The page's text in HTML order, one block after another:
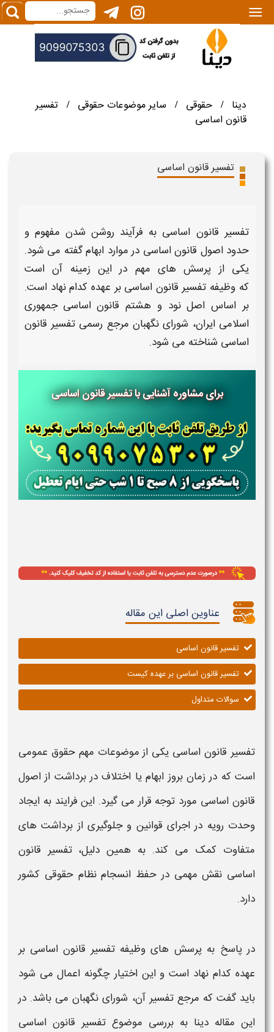
|||
دینا / حقوقی / سایر موضوعات حقوقی /
تفسیر
قانون اساسی
تفسیر قانون اساسی
تفسیر قانون اساسی به فرآیند روشن شدن مفهوم و
حدود اصول قانون اساسی در موارد ابهام گفته می شود.
یکی از پرسش های مهم در این زمینه آن است
که وظیفه تفسیر قانون اساسی بر عهده کدام نهاد است.
بر اساس اصل نود و هشتم قانون اساسی جمهوری
اسلامی ایران، شورای نگهبان مرجع رسمی تفسیر قانون
اساسی شناخته می شود.
برای مشاوره آشنایی با تفسیر قانون اساسی
عناوین اصلی این مقاله
تفسیر قانون اساسی
تفسیر قانون اساسی بر عهده کیست
سوالات متداول
تفسیر قانون اساسی یکی از موضوعات مهم حقوق عمومی
است که در زمان بروز ابهام یا اختلاف در برداشت از اصول
قانون اساسی مورد توجه قرار می گیرد. این فرایند به ایجاد
وحدت رویه در اجرای قوانین و جلوگیری از برداشت های
متفاوت کمک می کند. به همین دلیل، تفسیر قانون
اساسی نقش مهمی در حفظ انسجام نظام حقوقی کشور
دارد.
در پاسخ به پرسش های وظیفه تفسیر قانون اساسی بر
عهده کدام نهاد است و این اختیار چگونه اعمال می شود
باید گفت که مرجع تفسیر آن، شورای نگهبان می باشد. در
این مقاله دینا به بررسی موضوع تفسیر قانون اساسی